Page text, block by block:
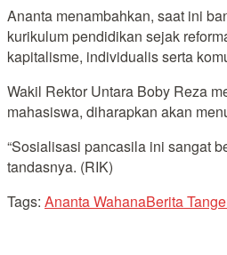
Ananta menambahkan, saat ini
kurikulum pendidikan sejak
kapitalisme, individualis serta
Wakil Rektor Untara Boby Reza
mahasiswa, diharapkan akan
“Sosialisasi pancasila ini sangat
tandasnya. (RIK)
Tags: Ananta WahanaBerita